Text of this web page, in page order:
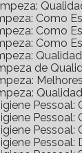
Como
Como
Como
de
Pessoal: